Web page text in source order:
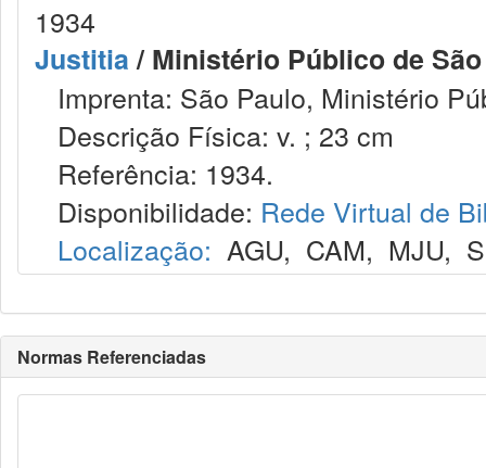
1934
Justitia/ Ministério Público de
Imprenta: São Paulo, Ministério
Descrição Física: v. ; 23 cm
Referência: 1934.
Disponibilidade: Rede Virtual de
Localização: AGU, CAM, MJU,
Normas Referenciadas